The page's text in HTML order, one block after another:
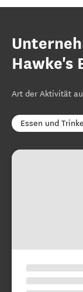
Hawke's
Art der Aktivität
Essen und